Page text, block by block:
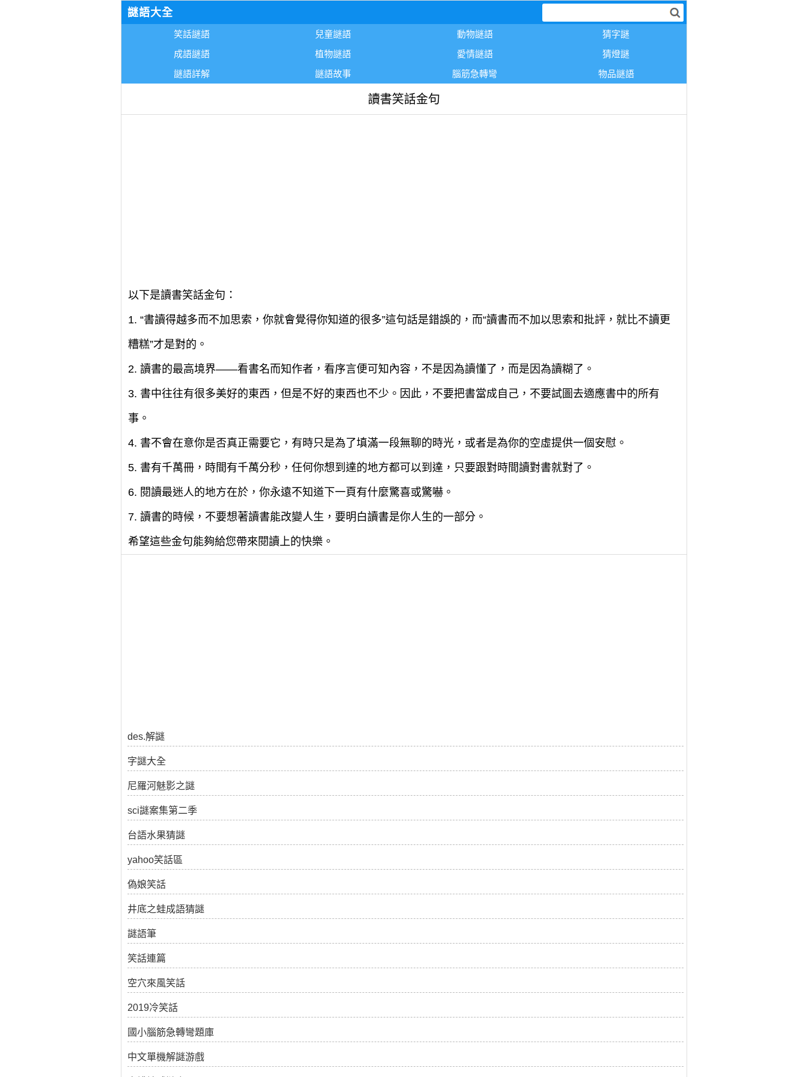
謎語大全
笑話謎語 兒童謎語 動物謎語
猜字謎
成語謎語
植物謎語 愛情謎語
猜燈謎
謎語詳解
謎語故事 腦筋急轉彎 物品謎語
讀書笑話金句
以下是讀書笑話金句：
1. “書讀得越多而不加思索，你就會覺得你知道的很多”這句話是錯誤的，而“讀書而不加以思索和批評，就比不讀更
糟糕”才是對的。
2. 讀書的最高境界——看書名而知作者，看序言便可知內容，不是因為讀懂了，而是因為讀糊了。
3. 書中往往有很多美好的東西，但是不好的東西也不少。因此，不要把書當成自己，不要試圖去適應書中的所有
事。
4. 書不會在意你是否真正需要它，有時只是為了填滿一段無聊的時光，或者是為你的空虛提供一個安慰。
5. 書有千萬冊，時間有千萬分秒，任何你想到達的地方都可以到達，只要跟對時間讀對書就對了。
6. 閱讀最迷人的地方在於，你永遠不知道下一頁有什麼驚喜或驚嚇。
7. 讀書的時候，不要想著讀書能改變人生，要明白讀書是你人生的一部分。
希望這些金句能夠給您帶來閱讀上的快樂。
des.解謎
字謎大全
尼羅河魅影之謎
sci謎案集第二季
台語水果猜謎
yahoo笑話區
偽娘笑話
井底之蛙成語猜謎
謎語筆
笑話連篇
空穴來風笑話
2019冷笑話
國小腦筋急轉彎題庫
中文單機解謎游戲